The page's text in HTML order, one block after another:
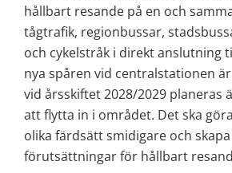
hållbart resande på en och
tågtrafik, regionbussar,
och cykelstråk i direkt anslutning
nya spåren vid centralstationen
vid årsskiftet 2028/2029 planeras
att flytta in i området. Det ska
olika färdsätt smidigare och
förutsättningar för hållbart